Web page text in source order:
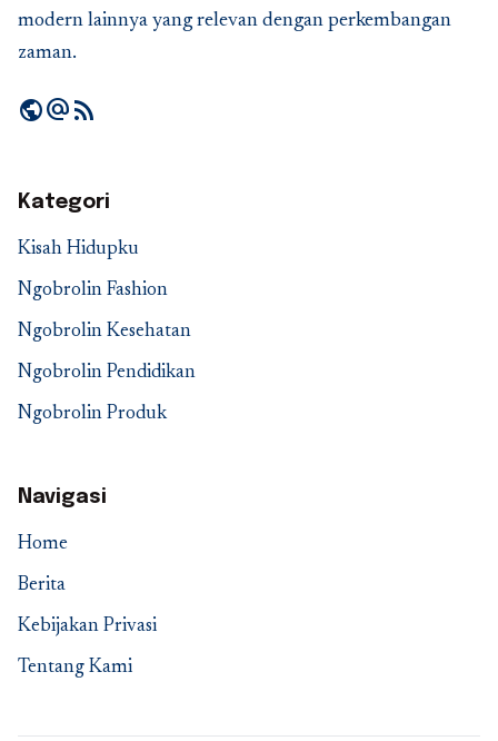
modern lainnya yang relevan dengan perkembangan
zaman.
publicalternate_emailrss_feed
Kategori
Kisah Hidupku
Ngobrolin Fashion
Ngobrolin Kesehatan
Ngobrolin Pendidikan
Ngobrolin Produk
Navigasi
Home
Berita
Kebijakan Privasi
Tentang Kami